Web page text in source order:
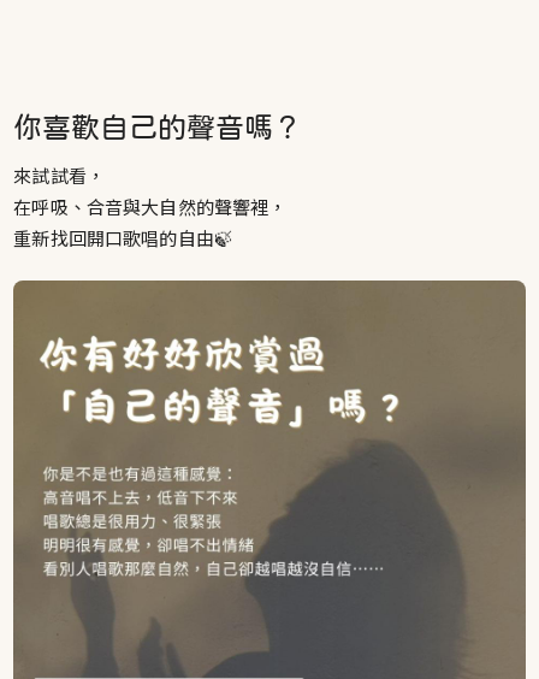
你喜歡自己的聲音嗎？
來試試看，
在呼吸、合音與大自然的聲響裡，
重新找回開口歌唱的自由🍃